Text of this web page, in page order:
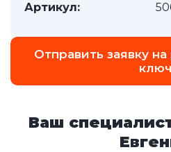
Артикул:
Отправить заявку
ключ
Ваш